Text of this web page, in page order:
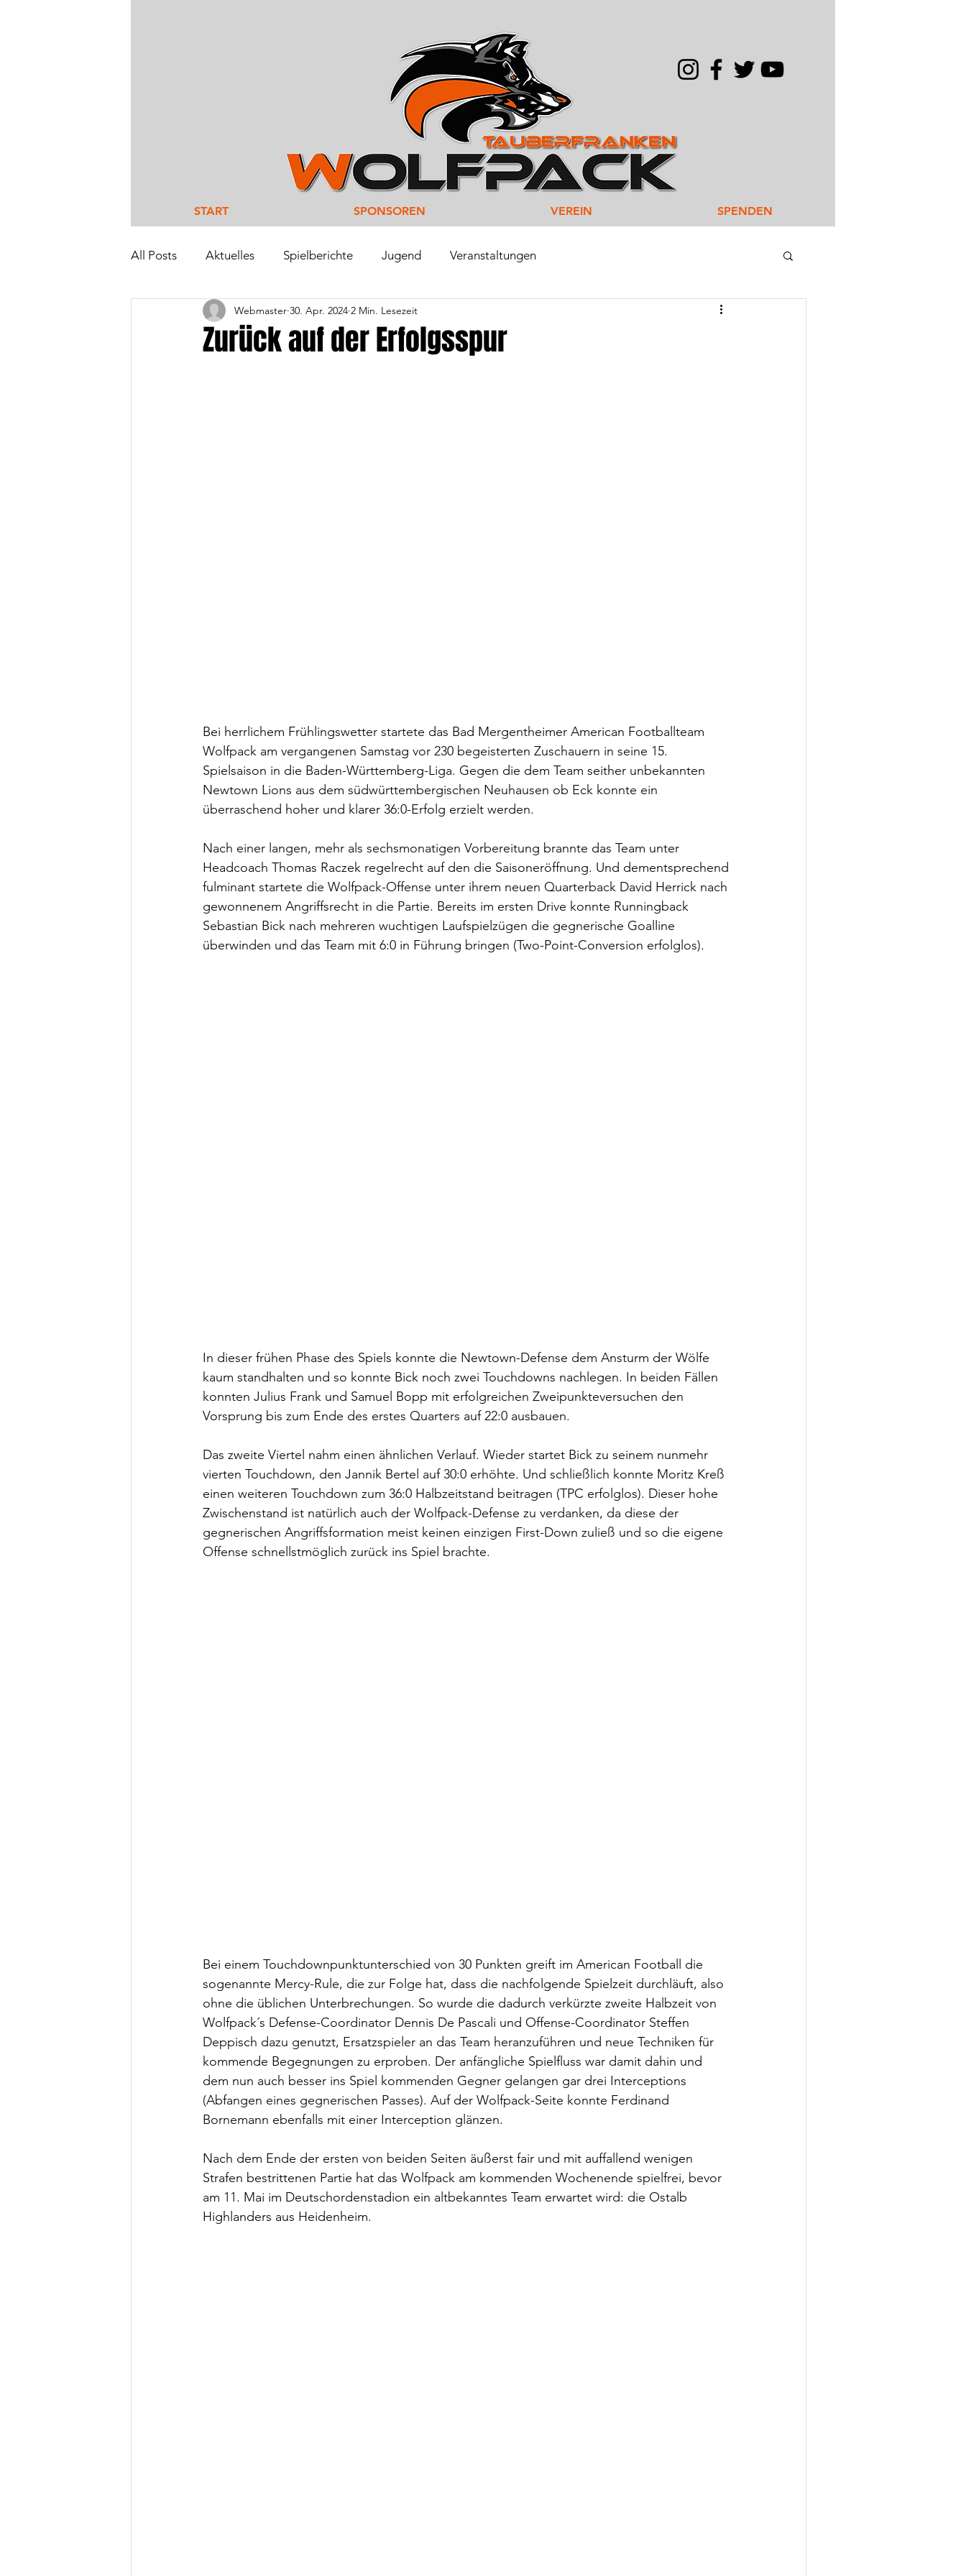
START SPONSOREN VEREIN SPENDEN
All Posts Aktuelles Spielberichte Jugend Veranstaltungen
Zurück auf der Erfolgsspur
Webmaster 30. Apr. 2024 2 Min. Lesezeit
Bei herrlichem Frühlingswetter startete das Bad Mergentheimer American Footballteam
Wolfpack am vergangenen Samstag vor 230 begeisterten Zuschauern in seine 15.
Spielsaison in die Baden-Württemberg-Liga. Gegen die dem Team seither unbekannten
Newtown Lions aus dem südwürttembergischen Neuhausen ob Eck konnte ein
überraschend hoher und klarer 36:0-Erfolg erzielt werden.
Nach einer langen, mehr als sechsmonatigen Vorbereitung brannte das Team unter
Headcoach Thomas Raczek regelrecht auf den die Saisoneröffnung. Und dementsprechend
fulminant startete die Wolfpack-Offense unter ihrem neuen Quarterback David Herrick nach
gewonnenem Angriffsrecht in die Partie. Bereits im ersten Drive konnte Runningback
Sebastian Bick nach mehreren wuchtigen Laufspielzügen die gegnerische Goalline
überwinden und das Team mit 6:0 in Führung bringen (Two-Point-Conversion erfolglos).
In dieser frühen Phase des Spiels konnte die Newtown-Defense dem Ansturm der Wölfe
kaum standhalten und so konnte Bick noch zwei Touchdowns nachlegen. In beiden Fällen
konnten Julius Frank und Samuel Bopp mit erfolgreichen Zweipunkteversuchen den
Vorsprung bis zum Ende des erstes Quarters auf 22:0 ausbauen.
Das zweite Viertel nahm einen ähnlichen Verlauf. Wieder startet Bick zu seinem nunmehr
vierten Touchdown, den Jannik Bertel auf 30:0 erhöhte. Und schließlich konnte Moritz Kreß
einen weiteren Touchdown zum 36:0 Halbzeitstand beitragen (TPC erfolglos). Dieser hohe
Zwischenstand ist natürlich auch der Wolfpack-Defense zu verdanken, da diese der
gegnerischen Angriffsformation meist keinen einzigen First-Down zuließ und so die eigene
Offense schnellstmöglich zurück ins Spiel brachte.
Bei einem Touchdownpunktunterschied von 30 Punkten greift im American Football die
sogenannte Mercy-Rule, die zur Folge hat, dass die nachfolgende Spielzeit durchläuft, also
ohne die üblichen Unterbrechungen. So wurde die dadurch verkürzte zweite Halbzeit von
Wolfpack´s Defense-Coordinator Dennis De Pascali und Offense-Coordinator Steffen
Deppisch dazu genutzt, Ersatzspieler an das Team heranzuführen und neue Techniken für
kommende Begegnungen zu erproben. Der anfängliche Spielfluss war damit dahin und
dem nun auch besser ins Spiel kommenden Gegner gelangen gar drei Interceptions
(Abfangen eines gegnerischen Passes). Auf der Wolfpack-Seite konnte Ferdinand
Bornemann ebenfalls mit einer Interception glänzen.
Nach dem Ende der ersten von beiden Seiten äußerst fair und mit auffallend wenigen
Strafen bestrittenen Partie hat das Wolfpack am kommenden Wochenende spielfrei, bevor
am 11. Mai im Deutschordenstadion ein altbekanntes Team erwartet wird: die Ostalb
Highlanders aus Heidenheim.